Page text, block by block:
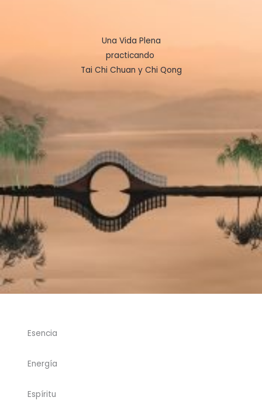
Una Vida Plena
practicando
Tai Chi Chuan y Chi Qong
Esencia
Energía
Espíritu